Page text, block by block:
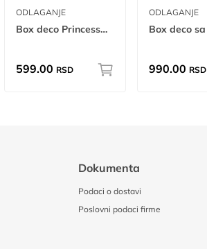
ODLAGANJE
Box deco Princess 25L
599.00 RSD
ODLAGANJE
990.00 RSD
Dokumenta
Podaci o dostavi
Poslovni podaci firme